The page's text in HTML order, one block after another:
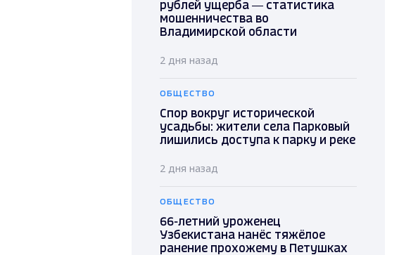
рублей ущерба — статистика
мошенничества во
Владимирской области
2 дня назад
ОБЩЕСТВО
Спор вокруг исторической
усадьбы: жители села Парковый
лишились доступа к парку и реке
2 дня назад
ОБЩЕСТВО
66-летний уроженец
Узбекистана нанёс тяжёлое
ранение прохожему в Петушках